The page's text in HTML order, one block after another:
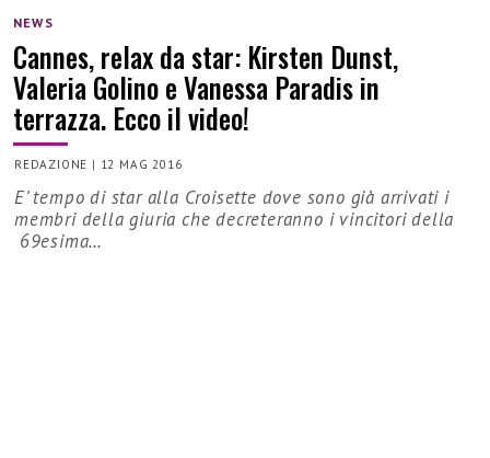
NEWS
Cannes, relax da star: Kirsten Dunst,
Valeria Golino e Vanessa Paradis in
terrazza. Ecco il video!
REDAZIONE | 12 MAG 2016
E’ tempo di star alla Croisette dove sono già arrivati i
membri della giuria che decreteranno i vincitori della
69esima…